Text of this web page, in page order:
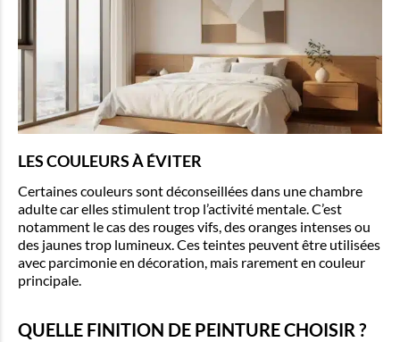
LES COULEURS À ÉVITER
Certaines couleurs sont déconseillées dans une chambre
adulte car elles stimulent trop l’activité mentale. C’est
notamment le cas des rouges vifs, des oranges intenses ou
des jaunes trop lumineux. Ces teintes peuvent être utilisées
avec parcimonie en décoration, mais rarement en couleur
principale.
QUELLE FINITION DE PEINTURE CHOISIR ?